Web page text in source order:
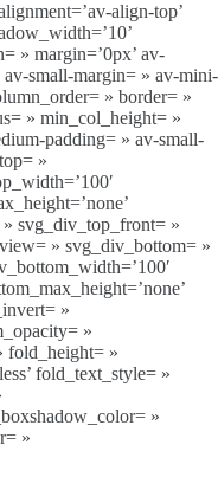
align-top’
» margin=’0px’ av-
small-margin= » av-mini-
» border= »
» min_col_height= »
padding= » av-small-
»
svg_div_top_front= »
» svg_div_bottom= »
»
»
fold_height= »
fold_text_style= »
»
»